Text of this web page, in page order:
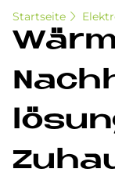
Startseite